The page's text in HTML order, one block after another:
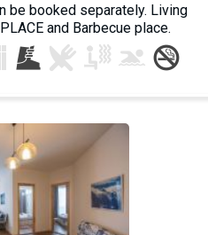
be booked separately. Living
and Barbecue place.